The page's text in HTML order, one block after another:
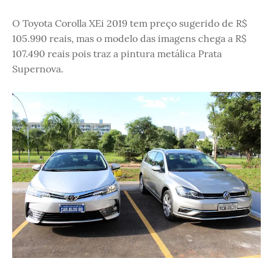
O Toyota Corolla XEi 2019 tem preço sugerido de R$
105.990 reais, mas o modelo das imagens chega a R$
107.490 reais pois traz a pintura metálica Prata
Supernova.